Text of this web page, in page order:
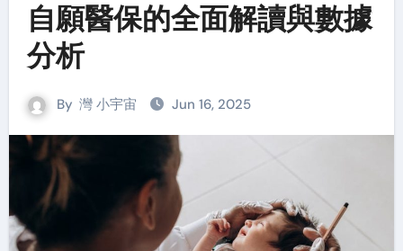
自願醫保的全面解讀與數據
分析
By 灣 小宇宙 Jun 16, 2025